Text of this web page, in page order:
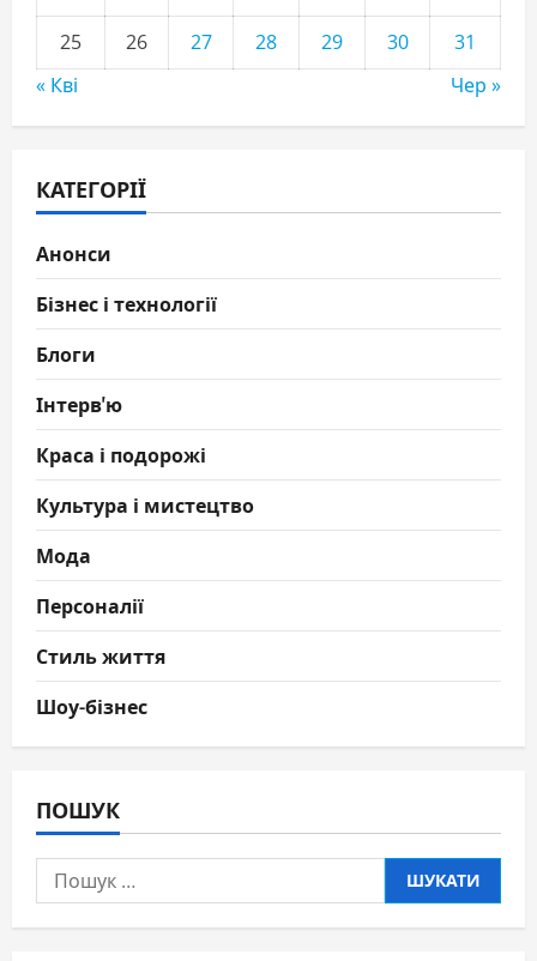
25
26 27 28 29 30
31
« Кві
Чер »
КАТЕГОРІЇ
Анонси
Бізнес і технології
Блоги
Інтерв'ю
Краса і подорожі
Культура і мистецтво
Мода
Персоналії
Стиль життя
Шоу-бізнес
ПОШУК
Пошук: